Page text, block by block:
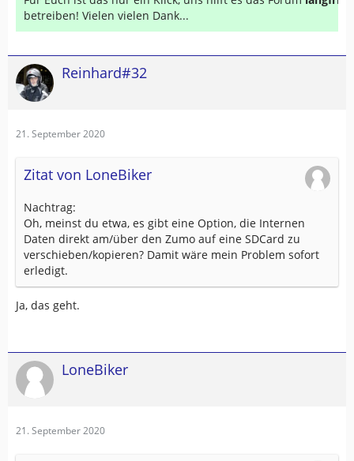
betreiben! Vielen vielen Dank...
Reinhard#32
21. September 2020
Zitat von LoneBiker
Nachtrag:
Oh, meinst du etwa, es gibt eine Option, die Internen
Daten direkt am/über den Zumo auf eine SDCard zu
verschieben/kopieren? Damit wäre mein Problem sofort
erledigt.
Ja, das geht.
LoneBiker
21. September 2020